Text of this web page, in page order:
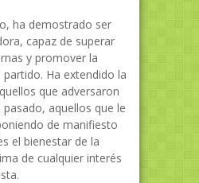
ha demostrado ser
capaz de superar
y promover la
Ha extendido la
que adversaron
aquellos que le
de manifiesto
el bienestar de la
de cualquier interés